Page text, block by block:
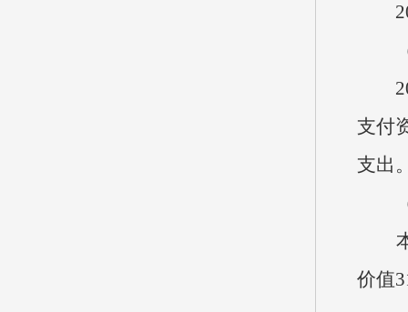
（
支付
支出
（
本
价值